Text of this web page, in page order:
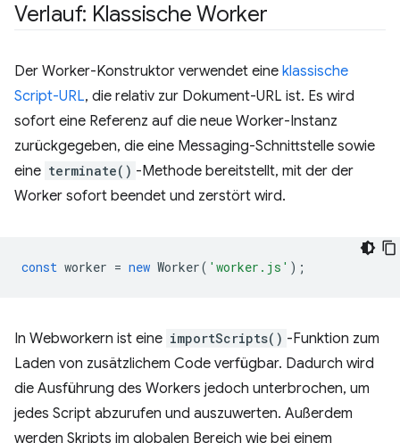
Verlauf: Klassische Worker
Der Worker-Konstruktor verwendet eine klassische
Script-URL, die relativ zur Dokument-URL ist. Es wird
sofort eine Referenz auf die neue Worker-Instanz
zurückgegeben, die eine Messaging-Schnittstelle sowie
eine terminate() -Methode bereitstellt, mit der der
Worker sofort beendet und zerstört wird.
const worker = new Worker( 'worker.js' );
In Webworkern ist eine importScripts() -Funktion zum
Laden von zusätzlichem Code verfügbar. Dadurch wird
die Ausführung des Workers jedoch unterbrochen, um
jedes Script abzurufen und auszuwerten. Außerdem
werden Skripts im globalen Bereich wie bei einem